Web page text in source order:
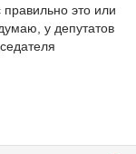
это или
у депутатов